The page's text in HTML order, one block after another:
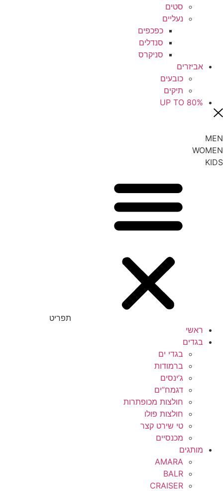
סטים
נעליים
כפכפים
סנדלים
סניקרס
אביזרים
כובעים
תיקים
UP TO 80%
MEN
WOMEN
KIDS
תפריט
ראשי
בגדים
בגדי ים
ברמודות
ג’ינסים
דגמח”ים
חולצות מכופתרות
חולצות פולו
טי שירט קצר
מכנסיים
מותגים
AMARA
BALR
CRAISER